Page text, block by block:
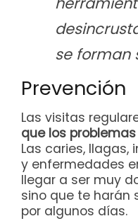
se forman
Prevención
Las visitas
que los
Las caries, llagas,
y enfermedades
llegar a ser muy
sino que te harán
por algunos días.